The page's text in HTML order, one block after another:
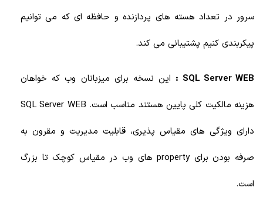
سرور در تعداد هسته های پردازنده و حافظه ای که می توانیم
پیکربندی کنیم پشتیبانی می کند.
SQL Server WEB :
این نسخه برای میزبانان وب که خواهان
هزینه مالکیت کلی پایین هستند مناسب است. SQL Server WEB
دارای ویژگی های مقیاس پذیری، قابلیت مدیریت و مقرون به
صرفه بودن برای property های وب در مقیاس کوچک تا بزرگ
است.